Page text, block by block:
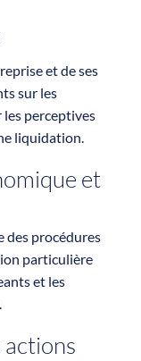
et de ses
sur les
perceptives
liquidation.
et
des procédures
particulière
et les
actions